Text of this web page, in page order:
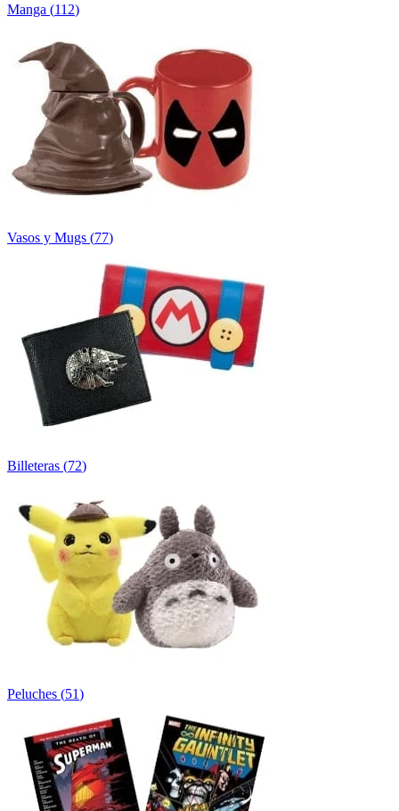
Manga (112)
Vasos y Mugs (77)
Billeteras (72)
Peluches (51)